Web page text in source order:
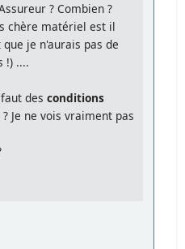
? Combien ?
chère matériel est il
je n'aurais pas de
!) ....
faut desconditions
? Je ne vois vraiment pas